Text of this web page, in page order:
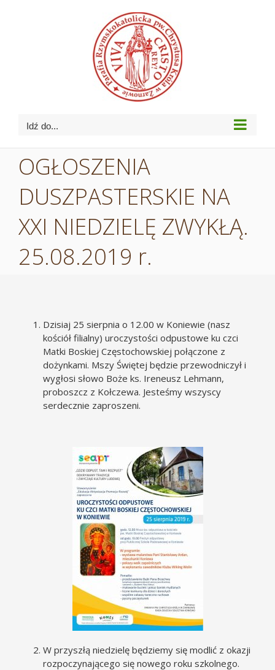
Idź do...
OGŁOSZENIA
DUSZPASTERSKIE NA
XXI NIEDZIELĘ ZWYKŁĄ.
25.08.2019 r.
Dzisiaj 25 sierpnia o 12.00 w Koniewie (nasz
kościół filialny) uroczystości odpustowe ku czci
Matki Boskiej Częstochowskiej połączone z
dożynkami. Mszy Świętej będzie przewodniczył i
wygłosi słowo Boże ks. Ireneusz Lehmann,
proboszcz z Kołczewa. Jesteśmy wszyscy
serdecznie zaproszeni.
W przyszłą niedzielę będziemy się modlić z okazji
rozpoczynającego się nowego roku szkolnego.